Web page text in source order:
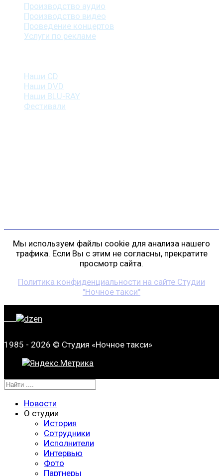
Производство аудио
Производство видео
Проведение концертов
Услуги по рекламе
Наши CD
Наши DVD
Наши BLU-RAY
Фестивали
Мы используем файлы cookie для анализа нашего
трафика. Если Вы с этим не согласны, прекратите
просмотр сайта.
Политика конфиденциальности на сайте Студии
"Ночное такси"
1985 - 2026 © Студия «Ночное такси»
Новости
О студии
История
Сотрудники
Исполнители
Интервью
Фото
Партнеры